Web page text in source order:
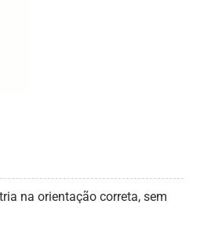
na orientação correta, sem